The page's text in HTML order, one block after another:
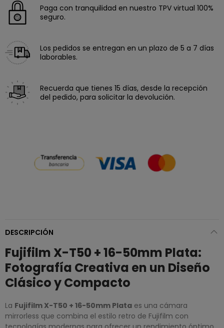
Paga con tranquilidad en nuestro TPV virtual 100%
seguro.
Los pedidos se entregan en un plazo de 5 a 7 días
laborables.
Recuerda que tienes 15 días, desde la recepción
del pedido, para solicitar la devolución.
DESCRIPCIÓN
Fujifilm X-T50 + 16-50mm Plata:
Fotografía Creativa en un Diseño
Clásico y Compacto
La Fujifilm X-T50 + 16-50mm Plata es una cámara
mirrorless que combina el estilo retro de Fujifilm con